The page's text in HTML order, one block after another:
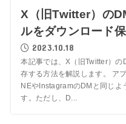
X（旧Twitter）の
ルをダウンロード
2023.10.18
本記事では、X（旧Twitter）
存する方法を解説します。 ア
NEやInstagramのDMと同じよ
す。ただし、D...